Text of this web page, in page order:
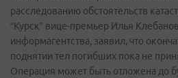
расследованию обстоятельств
“Курск” вице-премьер Илья
информагентства, заявил, что
поднятии тел погибших пока не
Операция может быть отложена до